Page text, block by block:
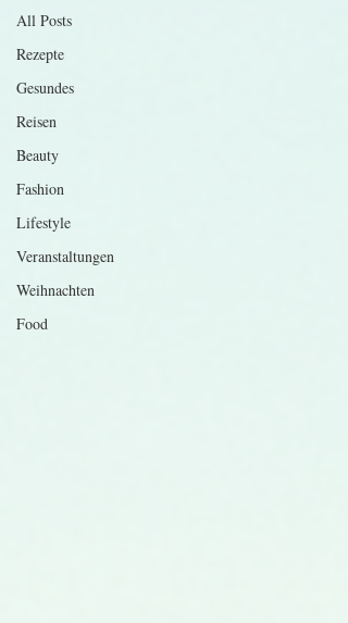
All Posts
Rezepte
Gesundes
Reisen
Beauty
Fashion
Lifestyle
Veranstaltungen
Weihnachten
Food